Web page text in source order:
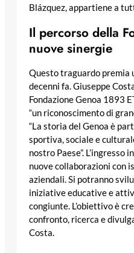
Blázquez, appartiene a
Il percorso della
nuove sinergie
Questo traguardo premia
decenni fa. Giuseppe
Fondazione Genoa 1893
“un riconoscimento di
“La storia del Genoa è
sportiva, sociale e
nostro Paese”. L’ingresso
nuove collaborazioni con
aziendali. Si potranno
iniziative educative e
congiunte. L’obiettivo è
confronto, ricerca e
Costa.